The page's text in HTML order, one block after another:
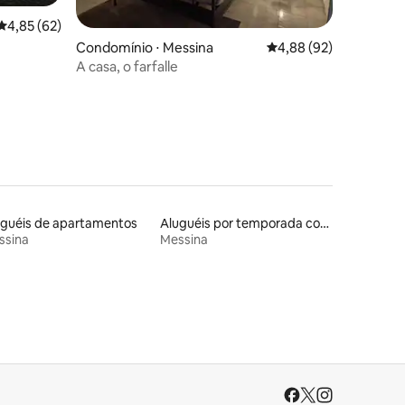
de uma avaliação média de 5, 62 avaliações
4,85 (62)
Condomínio ⋅ Messina 4,88 de uma
4,88 (92)
A casa, o farfalle
de apartamentos
Aluguéis por temporada com cama de altura acessível
Messina